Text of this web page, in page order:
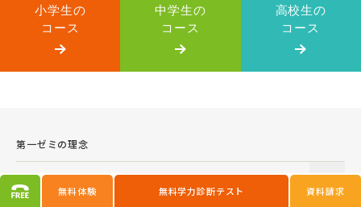
小学生の
コース
中学生の
コース
高校生の
コース
第一ゼミの理念
小学部一覧
無料体験 無料学力診断テスト 資料請求